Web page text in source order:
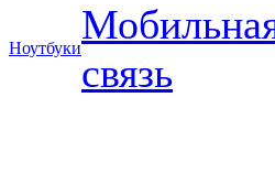
Ноутбуки
связь